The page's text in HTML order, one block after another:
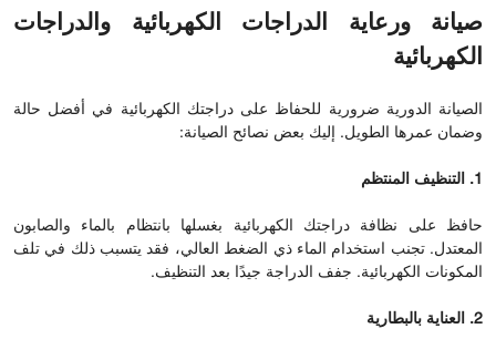
صيانة ورعاية الدراجات الكهربائية والدراجات
الكهربائية
الصيانة الدورية ضرورية للحفاظ على دراجتك الكهربائية في أفضل حالة
وضمان عمرها الطويل. إليك بعض نصائح الصيانة:
1. التنظيف المنتظم
حافظ على نظافة دراجتك الكهربائية بغسلها بانتظام بالماء والصابون
المعتدل. تجنب استخدام الماء ذي الضغط العالي، فقد يتسبب ذلك في تلف
المكونات الكهربائية. جفف الدراجة جيدًا بعد التنظيف.
2. العناية بالبطارية